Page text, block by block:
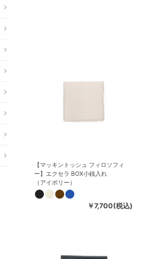
【マッキントッシュ フィロソフィ
ー】エクセラ BOX小銭入れ
（アイボリー）
￥7,700(税込)